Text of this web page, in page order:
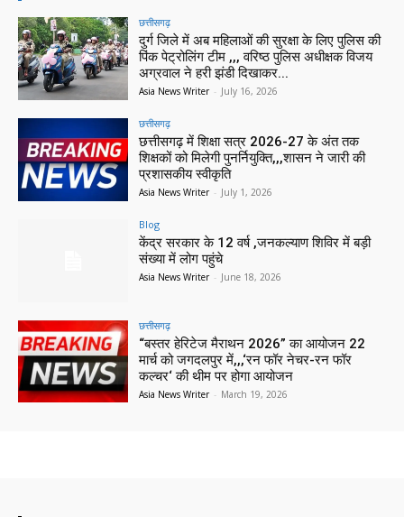
छत्तीसगढ़
दुर्ग जिले में अब महिलाओं की सुरक्षा के लिए पुलिस की
पिंक पेट्रोलिंग टीम ,,, वरिष्ठ पुलिस अधीक्षक विजय
अग्रवाल ने हरी झंडी दिखाकर...
Asia News Writer - July 16, 2026
छत्तीसगढ़
छत्तीसगढ़ में शिक्षा सत्र 2026-27 के अंत तक
शिक्षकों को मिलेगी पुनर्नियुक्ति,,,शासन ने जारी की
प्रशासकीय स्वीकृति
Asia News Writer - July 1, 2026
Blog
केंद्र सरकार के 12 वर्ष ,जनकल्याण शिविर में बड़ी
संख्या में लोग पहुंचे
Asia News Writer - June 18, 2026
छत्तीसगढ़
“बस्तर हेरिटेज मैराथन 2026” का आयोजन 22
मार्च को जगदलपुर में,,,‘रन फॉर नेचर-रन फॉर
कल्चर‘ की थीम पर होगा आयोजन
Asia News Writer - March 19, 2026